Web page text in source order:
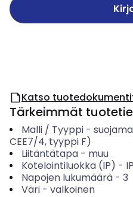
Katso
Tärkeimmät
Malli / Tyyppi-
CEE7/4, tyyppi F)
Liitäntätapa- muu
Kotelointiluokka (IP) -
Napojen lukumäärä- 3
Väri- valkoinen